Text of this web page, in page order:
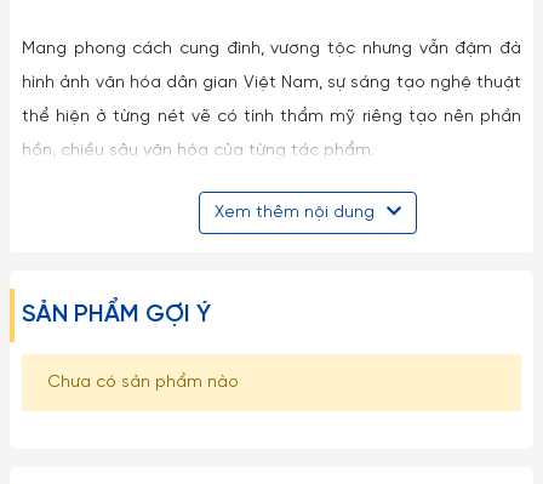
Mang phong cách cung đình, vương tộc nhưng vẫn đậm đà
hình ảnh văn hóa dân gian Việt Nam, sự sáng tạo nghệ thuật
thể hiện ở từng nét vẽ có tính thẩm mỹ riêng tạo nên phần
hồn, chiều sâu văn hóa của từng tác phẩm.
Từ những hoa văn đậm chất làng quê Việt, khắc họa đời sống
sinh hoạt của người dân (bộ Hồn Việt, Hồn quê), linh vật biểu
Cội Nguồn), cho tới họa tiết cung đình xưa như rồng phượng,
được khắc họa sinh động và tinh tế hình ảnh một Việt giàu
giàu bản sắc, thuần hậu.
Xem thêm nội dung
SẢN PHẨM GỢI Ý
Chưa có sản phẩm nào